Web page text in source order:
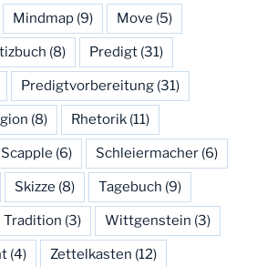
Mindmap (9) Move (5)
(8) Predigt (31)
Predigtvorbereitung (31)
(8) Rhetorik (11)
Scapple (6) Schleiermacher (6)
Skizze (8) Tagebuch (9)
Tradition (3) Wittgenstein (3)
(4) Zettelkasten (12)